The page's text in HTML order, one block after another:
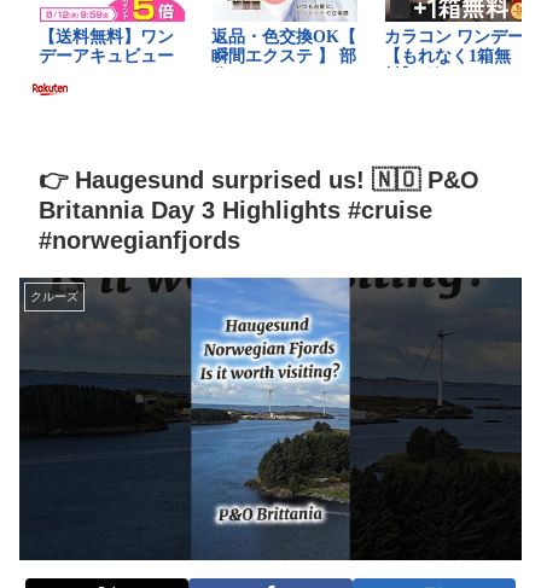
👉 Haugesund surprised us! 🇳🇴 P&O
Britannia Day 3 Highlights #cruise
#norwegianfjords
クルーズ